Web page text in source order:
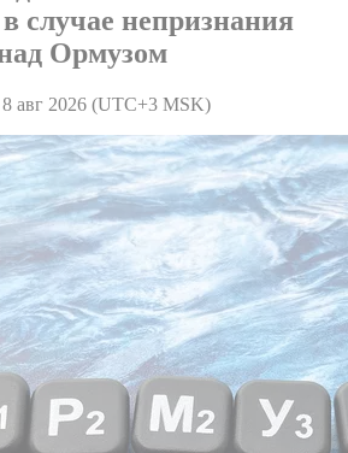
случае непризнания
Ормузом
авг 2026 (UTC+3 MSK)